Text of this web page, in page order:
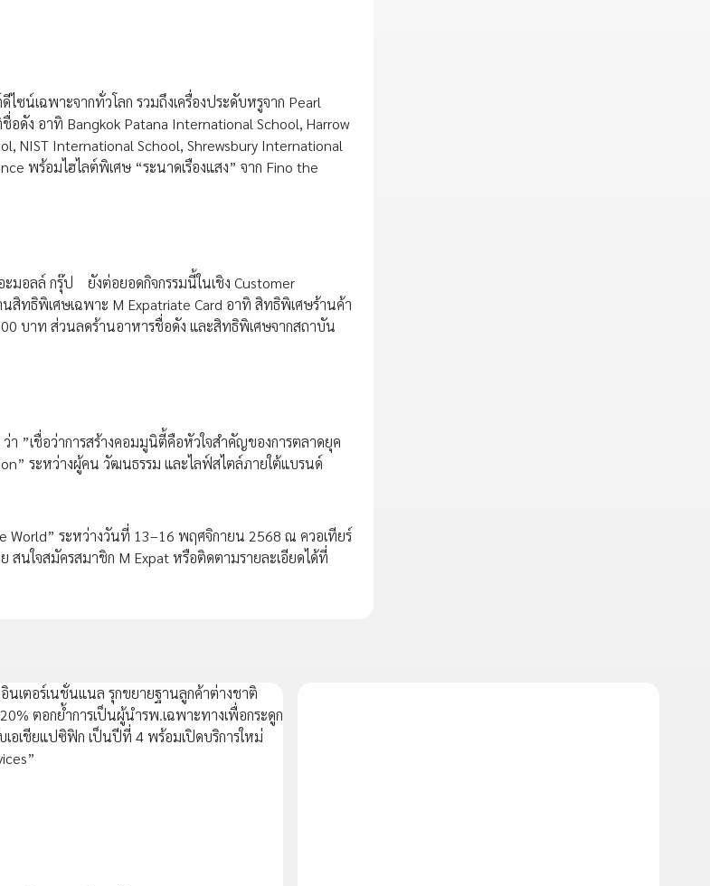
ซน์เฉพาะจากทั่วโลก รวมถึงเครื่องประดับหรูจาก Pearl
ดัง อาทิ Bangkok Patana International School, Harrow
NIST International School, Shrewsbury International
พร้อมไฮไลต์พิเศษ “ระนาดเรืองแสง” จาก Fino the
ะมอลล์ กรุ๊ป ยังต่อยอดกิจกรรมนี้ในเชิง Customer
สิทธิพิเศษเฉพาะ M Expatriate Card อาทิ สิทธิพิเศษร้านค้า
บาท ส่วนลดร้านอาหารชื่อดัง และสิทธิพิเศษจากสถาบัน
”เชื่อว่าการสร้างคอมมูนิตี้คือหัวใจสำคัญของการตลาดยุค
ระหว่างผู้คน วัฒนธรรม และไลฟ์สไตล์ภายใต้แบรนด์
World” ระหว่างวันที่ 13–16 พฤศจิกายน 2568 ณ ควอเทียร์
สนใจสมัครสมาชิก M Expat หรือติดตามรายละเอียดได้ที่